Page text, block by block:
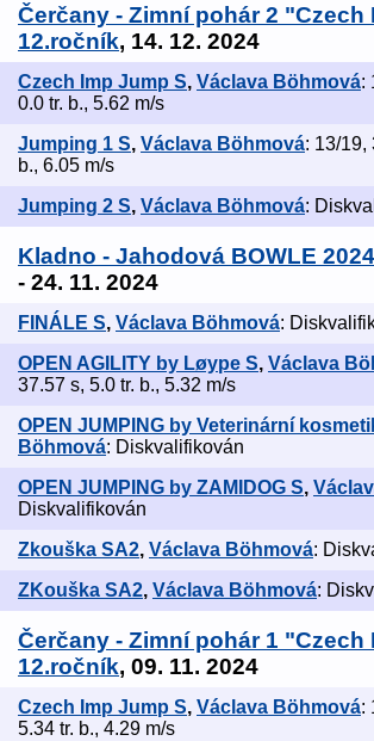
Čerčany - Zimní pohár 2 "Czech
12.ročník, 14. 12. 2024
Czech Imp Jump S, Václava Böhmová:
0.0 tr. b., 5.62 m/s
Jumping 1 S, Václava Böhmová: 13/19,
b., 6.05 m/s
Jumping 2 S, Václava Böhmová:
Kladno - Jahodová BOWLE 2024
- 24. 11. 2024
FINÁLE S, Václava Böhmová:
OPEN AGILITY by Løype S, Václava
37.57 s, 5.0 tr. b., 5.32 m/s
OPEN JUMPING by Veterinární
Böhmová: Diskvalifikován
OPEN JUMPING by ZAMIDOG S,
Diskvalifikován
Zkouška SA2, Václava Böhmová:
ZKouška SA2, Václava Böhmová:
Čerčany - Zimní pohár 1 "Czech
12.ročník, 09. 11. 2024
Czech Imp Jump S, Václava Böhmová:
5.34 tr. b., 4.29 m/s